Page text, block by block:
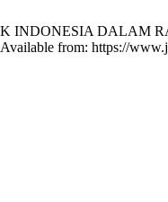
INDONESIA
from: https://